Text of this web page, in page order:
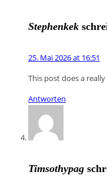
Stephenkek
25. Mai 2026 at 16:51
This post does a
Antworten
Timsothypag